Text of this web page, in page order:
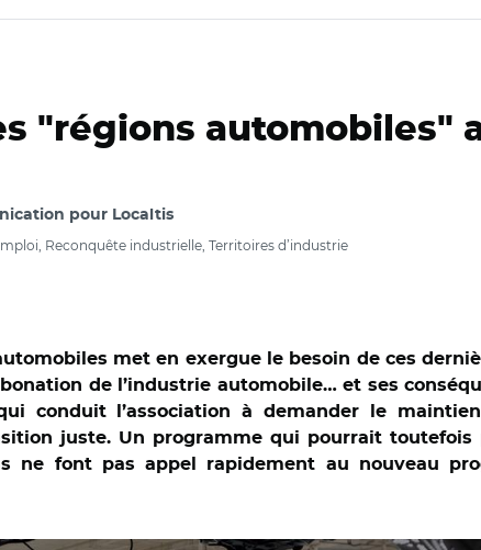
"régions automobiles"
pour Localtis
Reconquête industrielle, Territoires d’industrie
met en exergue le besoin de ces
de l’industrie automobile… et ses
conduit l’association à demander le
juste. Un programme qui pourrait
ne font pas appel rapidement au nouveau
Source: Calculated by authors, based on Eurostat